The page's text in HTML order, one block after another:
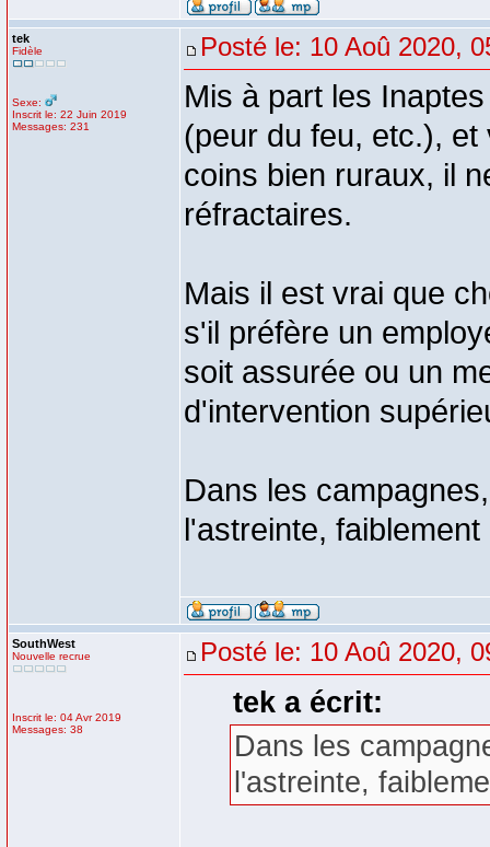
tek
Fidèle
Sexe:
Inscrit le: 22 Juin 2019
Messages: 231
Posté le: 10 Aoû 2020,
Mis à part les
(peur du feu, etc.),
coins bien ruraux, il
réfractaires.
Mais il est vrai que
s'il préfère un
soit assurée ou un
d'intervention
Dans les
l'astreinte,
SouthWest
Nouvelle recrue
Inscrit le: 04 Avr 2019
Messages: 38
Posté le: 10 Aoû 2020,
tek a écrit:
Dans les
l'astreinte,